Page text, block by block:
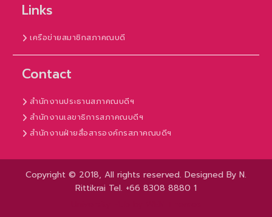
Links
เครือข่ายสมาชิกสภาคณบดี
Contact
สำนักงานประธานสภาคณบดีฯ
สำนักงานเลขาธิการสภาคณบดีฯ
สำนักงานฝ่ายสื่อสารองค์กรสภาคณบดีฯ
Copyright © 2018, All rights reserved. Designed By N.
Rittikrai Tel. +66 8308 8880 1